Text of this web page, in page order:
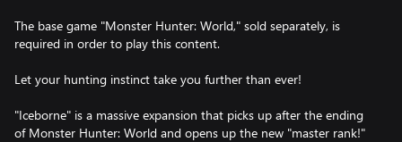
The base game "Monster Hunter: World," sold separately, is
required in order to play this content.
Let your hunting instinct take you further than ever!
"Iceborne" is a massive expansion that picks up after the ending
of Monster Hunter: World and opens up the new "master rank!"